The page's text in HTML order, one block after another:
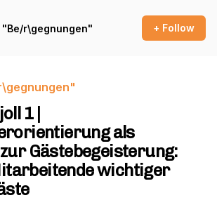
r\gegnungen" + Follow
1 |
als
Gästebegeisterung:
wichtiger